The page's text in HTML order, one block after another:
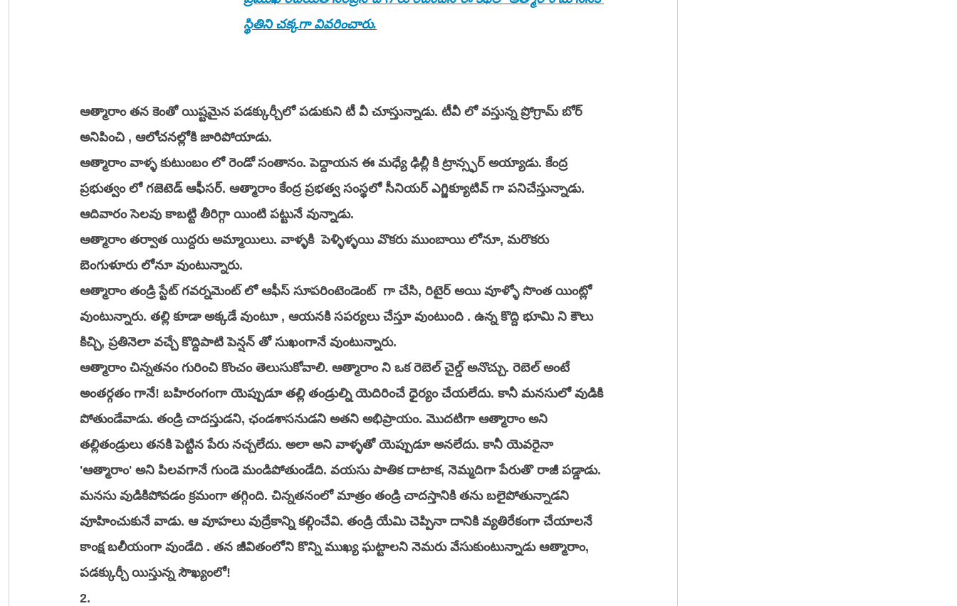
స్థితిని చక్కగా వివరించారు.
ఆత్మారాం తన కెంతో యిష్టమైన పడక్కుర్చీలో పడుకుని టీ వీ చూస్తున్నాడు. టీవీ లో వస్తున్న ప్రోగ్రామ్ బోర్
అనిపించి , ఆలోచనల్లోకి జారిపోయాడు.
ఆత్మారాం వాళ్ళ కుటుంబం లో రెండో సంతానం. పెద్దాయన ఈ మధ్యే ఢిల్లీ కి ట్రాన్స్ఫర్ అయ్యాడు. కేంద్ర
ప్రభుత్వం లో గజెటెడ్ ఆఫీసర్. ఆత్మారాం కేంద్ర ప్రభత్వ సంస్థలో సీనియర్ ఎగ్జిక్యూటివ్ గా పనిచేస్తున్నాడు.
ఆదివారం సెలవు కాబట్టి తీరిగ్గా యింటి పట్టునే వున్నాడు.
ఆత్మారాం తర్వాత యిద్దరు అమ్మాయిలు. వాళ్ళకి  పెళ్ళిళ్ళయి వొకరు ముంబాయి లోనూ, మరొకరు
బెంగుళూరు లోనూ వుంటున్నారు.
ఆత్మారాం తండ్రి స్టేట్ గవర్నమెంట్ లో ఆఫీస్ సూపరింటెండెంట్  గా చేసి, రిటైర్ అయి వూళ్ళో సొంత యింట్లో
వుంటున్నారు. తల్లి కూడా అక్కడే వుంటూ , ఆయనకి సపర్యలు చేస్తూ వుంటుంది . ఉన్న కొద్ది భూమి ని కౌలు
కిచ్చి, ప్రతినెలా వచ్చే కొద్దిపాటి పెన్షన్ తో సుఖంగానే వుంటున్నారు.
ఆత్మారాం చిన్నతనం గురించి కొంచం తెలుసుకోవాలి. ఆత్మారాం ని ఒక రెబెల్ చైల్డ్ అనొచ్చు. రెబెల్ అంటే
అంతర్గతం గానే! బహిరంగంగా యెప్పుడూ తల్లి తండ్రుల్ని యెదిరించే ధైర్యం చేయలేదు. కానీ మనసులో వుడికి
పోతుండేవాడు. తండ్రి చాదస్తుడని, ఛండశాసనుడని అతని అభిప్రాయం. మొదటిగా ఆత్మారాం అని
తల్లితండ్రులు తనకి పెట్టిన పేరు నచ్చలేదు. అలా అని వాళ్ళతో యెప్పుడూ అనలేదు. కానీ యెవరైనా
'ఆత్మారాం' అని పిలవగానే గుండె మండిపోతుండేది. వయసు పాతిక దాటాక, నెమ్మదిగా పేరుతొ రాజీ పడ్డాడు.
మనసు వుడికిపోవడం క్రమంగా తగ్గింది. చిన్నతనంలో మాత్రం తండ్రి చాదస్తానికి తను బలైపోతున్నాడని
వూహించుకునే వాడు. ఆ వూహలు వుద్రేకాన్ని కల్గించేవి. తండ్రి యేమి చెప్పినా దానికి వ్యతిరేకంగా చేయాలనే
కాంక్ష బలీయంగా వుండేది . తన జీవితంలోని కొన్ని ముఖ్య ఘట్టాలని నెమరు వేసుకుంటున్నాడు ఆత్మారాం,
పడక్కుర్చీ యిస్తున్న సౌఖ్యంలో!
2.